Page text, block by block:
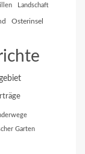
Landschaft
Osterinsel
Garten